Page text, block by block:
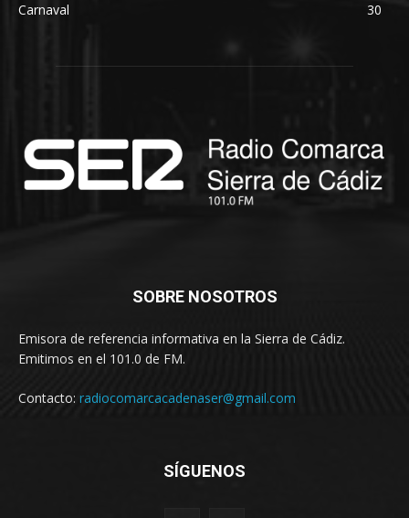
Carnaval
30
SOBRE NOSOTROS
Emisora de referencia informativa en la Sierra de Cádiz.
Emitimos en el 101.0 de FM.
Contacto: radiocomarcacadenaser@gmail.com
SÍGUENOS